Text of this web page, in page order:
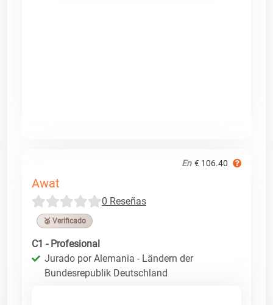
En € 106.40
Awat
0 Reseñas
🥉 Verificado
C1 - Profesional
Jurado por Alemania - Ländern der
Bundesrepublik Deutschland